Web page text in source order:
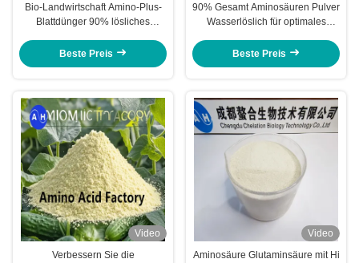
Bio-Landwirtschaft Amino-Plus-
Blattdünger 90% lösliches
Sojabohnenmehl
Beste Preis
90% Gesamt Aminosäuren Pulver
Wasserlöslich für optimales
Beste Preis
Video
Verbessern Sie die
Video
Aminosäure Glutaminsäure mit Hi